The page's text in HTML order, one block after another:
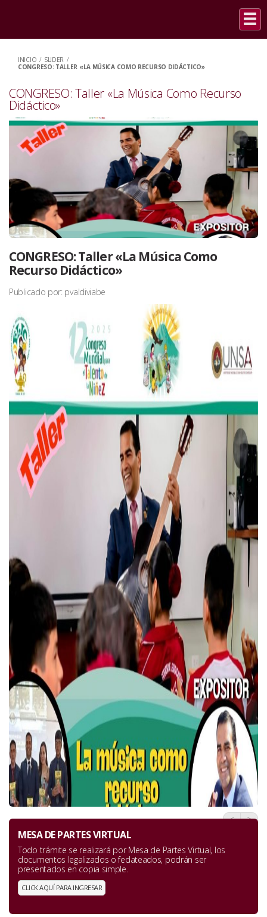
INICIO / SLIDER /
CONGRESO: TALLER «LA MÚSICA COMO RECURSO DIDÁCTICO»
CONGRESO: Taller «La Música Como Recurso
Didáctico»
CONGRESO: Taller «La Música Como
Recurso Didáctico»
Publicado por: pvaldiviabe
< >
MESA DE PARTES VIRTUAL
Todo trámite se realizará por Mesa de Partes Virtual, los
documentos legalizados o fedateados, podrán ser
presentados en copia simple.
CLICK AQUÍ PARA INGRESAR